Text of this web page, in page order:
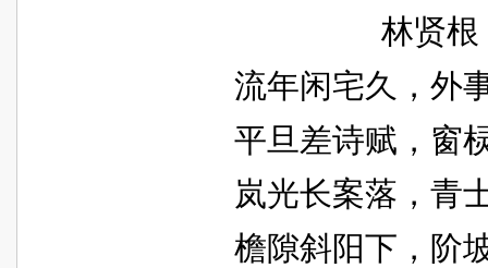
林贤根
流年闲宅久，外
平旦差诗赋，窗
岚光长案落，青
檐隙斜阳下，阶